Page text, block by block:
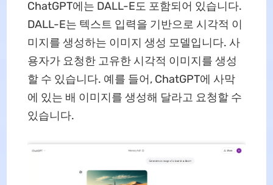
ChatGPT에는 DALL-E도 포함되어 있습니다.
DALL-E는 텍스트 입력을 기반으로 시각적 이
미지를 생성하는 이미지 생성 모델입니다. 사
용자가 요청한 고유한 시각적 이미지를 생성
할 수 있습니다. 예를 들어, ChatGPT에 사막
에 있는 배 이미지를 생성해 달라고 요청할 수
있습니다.